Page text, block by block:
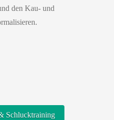
den Kau- und
Schlucktraining